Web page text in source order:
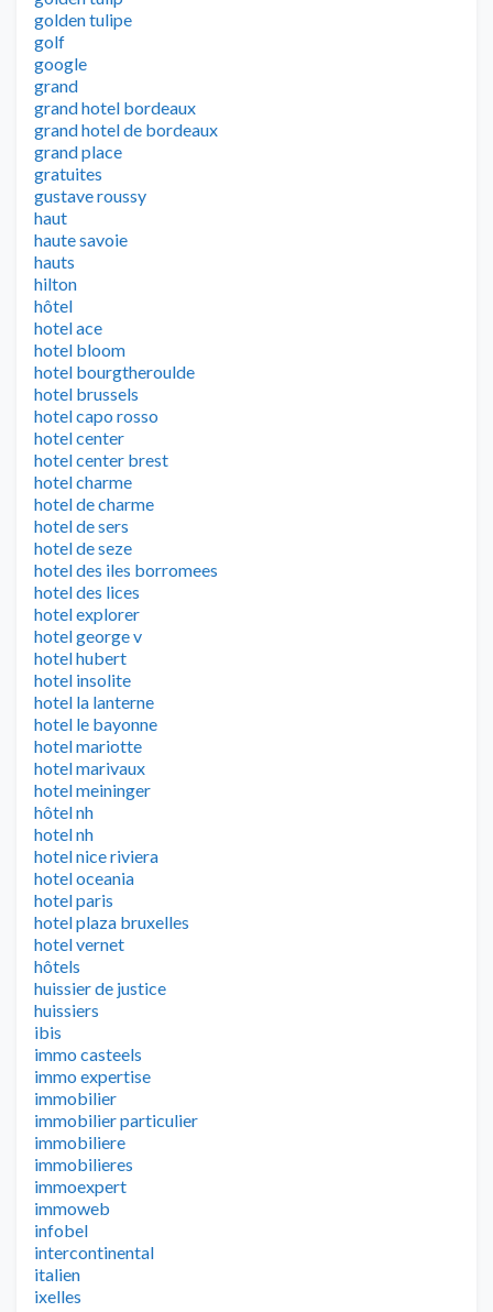
golden tulipe
golf
google
grand
grand hotel bordeaux
grand hotel de bordeaux
grand place
gratuites
gustave roussy
haut
haute savoie
hauts
hilton
hôtel
hotel ace
hotel bloom
hotel bourgtheroulde
hotel brussels
hotel capo rosso
hotel center
hotel center brest
hotel charme
hotel de charme
hotel de sers
hotel de seze
hotel des iles borromees
hotel des lices
hotel explorer
hotel george v
hotel hubert
hotel insolite
hotel la lanterne
hotel le bayonne
hotel mariotte
hotel marivaux
hotel meininger
hôtel nh
hotel nh
hotel nice riviera
hotel oceania
hotel paris
hotel plaza bruxelles
hotel vernet
hôtels
huissier de justice
huissiers
ibis
immo casteels
immo expertise
immobilier
immobilier particulier
immobiliere
immobilieres
immoexpert
immoweb
infobel
intercontinental
italien
ixelles